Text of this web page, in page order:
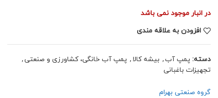
در انبار موجود نمی باشد
افزودن به علاقه مندی
دسته: پمپ آب, بیشه کالا , پمپ آب خانگی، کشاورزی و صنعتی,
تجهیزات باغبانی
گروه صنعتی بهرام